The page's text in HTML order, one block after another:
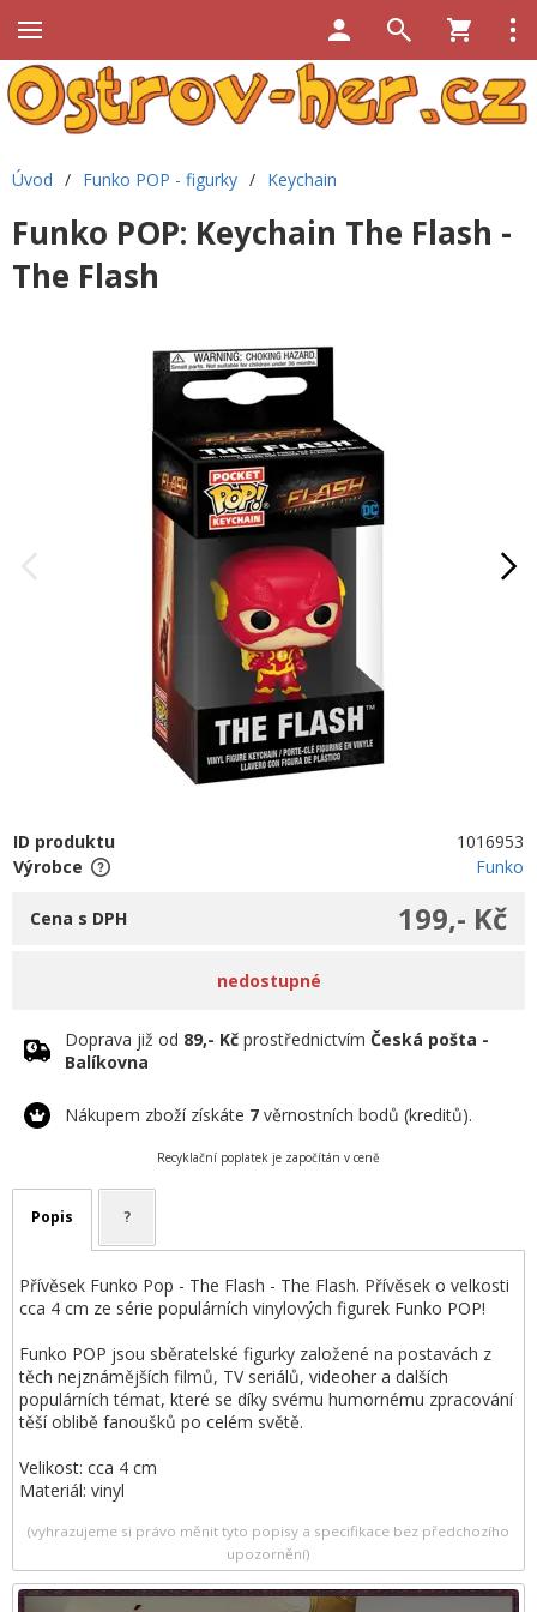
Úvod / Funko POP - figurky / Keychain
Funko POP: Keychain The Flash -
The Flash
ID produktu
1016953
Výrobce
Funko
199,- Kč
Cena s DPH
nedostupné
Doprava již od 89,- Kč prostřednictvím Česká pošta -
Balíkovna
Nákupem zboží získáte 7 věrnostních bodů (kreditů).
Recyklační poplatek je započítán v ceně
Popis ?
Přívěsek Funko Pop - The Flash - The Flash. Přívěsek o velkosti
cca 4 cm ze série populárních vinylových figurek Funko POP!
Funko POP jsou sběratelské figurky založené na postavách z
těch nejznámějších filmů, TV seriálů, videoher a dalších
populárních témat, které se díky svému humornému zpracování
těší oblibě fanoušků po celém světě.
Velikost: cca 4 cm
Materiál: vinyl
(vyhrazujeme si právo měnit tyto popisy a specifikace bez předchozího
upozornění)